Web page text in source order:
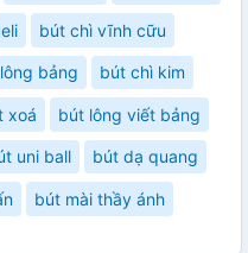
bút chì vĩnh cữu
bảng bút chì kim
xoá bút lông viết bảng
uni ball bút dạ quang
bút mài thầy ánh